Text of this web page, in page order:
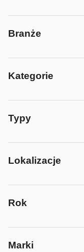
Branże
Kategorie
Typy
Lokalizacje
Rok
Marki